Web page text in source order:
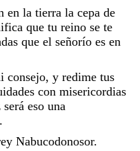
en la tierra la cepa de
que tu reino se te
que el señorío es en
consejo, y redime tus
con misericordias
será eso una
.
Nabucodonosor.